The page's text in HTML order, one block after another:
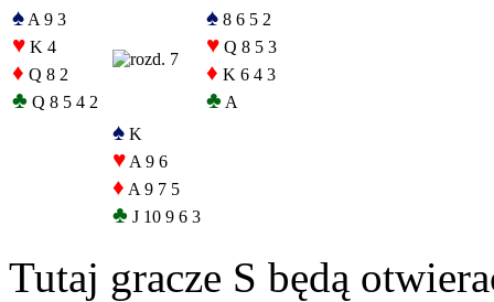
♠ A 9 3
♥ K 4
♦ Q 8 2
♣ Q 8 5 4 2
♠ 8 6 5 2
♥ Q 8 5 3
♦ K 6 4 3
♣ A
♠ K
♥ A 9 6
♦ A 9 7 5
♣ J 10 9 6 3
Tutaj gracze S będą